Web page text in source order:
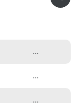
...
...
...